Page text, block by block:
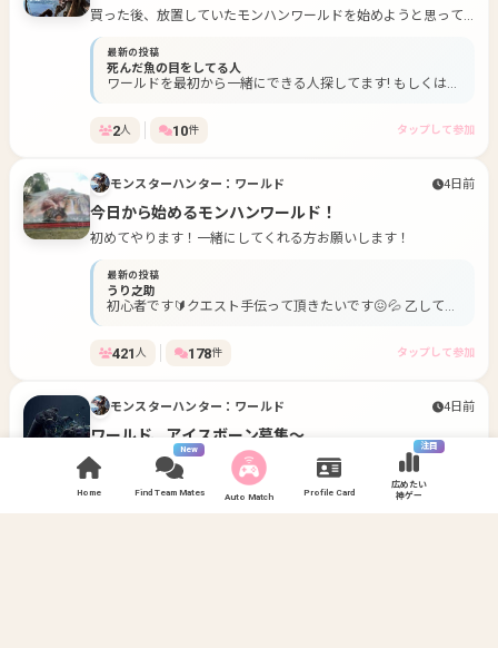
Home
New
Find Team Mates Auto Match Profile Card
注目
広めたい
神ゲー
買った後、放置していたモンハンワールドを始めようと思って
ます。 募集はPCの人のみです。 一人でやるのも暇だし、一緒に
初めからできる人探してます！ (経験者さんの圧倒的なPOWER
で進めるのも爽快ですが、自分は苦労しながら一歩一歩進めて
いきたいので？)
最新の投稿
死んだ魚の目をしてる人
ワールドを最初から一緒にできる人探してます! もしくはラ
で、以下のグループ参加後、日程調整する感じでお願いし
2人 10件 タップして参加
モンスターハンター：ワールド 4日前
今日から始めるモンハンワールド！
初めてやります！一緒にしてくれる方お願いします！
最新の投稿
うり之助
初心者です🔰クエスト手伝って頂きたいです😖💦 乙しても
421 人 178件 タップして参加
モンスターハンター：ワールド 4日前
ワールド、アイスボーン募集～
皆で楽しく、ワイワイと！ ワールドでもアイスボーンでもどし
どし来てください！！ フリクエコンプ、ランク上げ、ストーリ
ー攻略なんでもござれ！
最新の投稿